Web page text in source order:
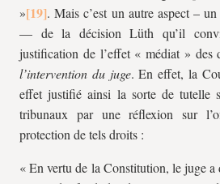
»
. Mais c’est un autre aspect –
— de la décision Lüth qu’il
justification de l’effet « médiat » des
l’intervention du juge. En effet, la
effet justifié ainsi la sorte de tutelle
tribunaux par une réflexion sur
protection de tels droits :
« En vertu de la Constitution, le juge a